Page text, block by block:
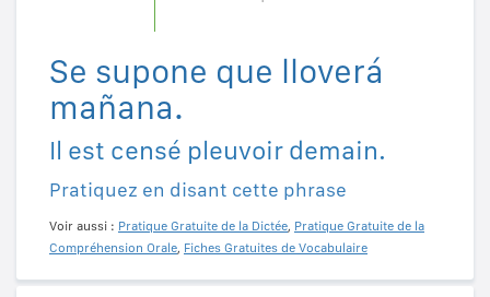
Se supone que lloverá
mañana.
Il est censé pleuvoir demain.
Pratiquez en disant cette phrase
Voir aussi : Pratique Gratuite de la Dictée, Pratique Gratuite de la
Compréhension Orale, Fiches Gratuites de Vocabulaire